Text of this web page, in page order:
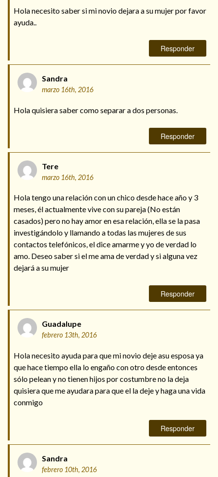
Hola necesito saber si mi novio dejara a su mujer por favor
ayuda..
Responder
Sandra
marzo 16th, 2016
Hola quisiera saber como separar a dos personas.
Responder
Tere
marzo 16th, 2016
Hola tengo una relación con un chico desde hace año y 3
meses, él actualmente vive con su pareja (No están
casados) pero no hay amor en esa relación, ella se la pasa
investigándolo y llamando a todas las mujeres de sus
contactos telefónicos, el dice amarme y yo de verdad lo
amo. Deseo saber si el me ama de verdad y si alguna vez
dejará a su mujer
Responder
Guadalupe
febrero 13th, 2016
Hola necesito ayuda para que mi novio deje asu esposa ya
que hace tiempo ella lo engaño con otro desde entonces
sólo pelean y no tienen hijos por costumbre no la deja
quisiera que me ayudara para que el la deje y haga una vida
conmigo
Responder
Sandra
febrero 10th, 2016